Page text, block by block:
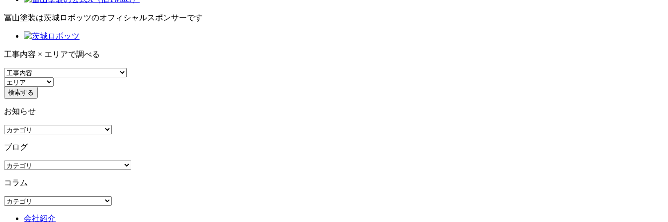
冨山塗装は茨城ロボッツのオフィシャルスポンサーです
工事内容 × エリアで調べる
お知らせ
ブログ
コラム
会社紹介